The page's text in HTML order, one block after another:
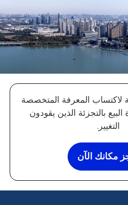
لاكتساب المعرفة المتخصصة
بالتجزئة الذين يقودون
التغيير.
مكانك الآن